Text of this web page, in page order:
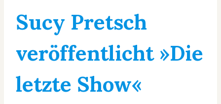
Sucy Pretsch
veröffentlicht »Die
letzte Show«